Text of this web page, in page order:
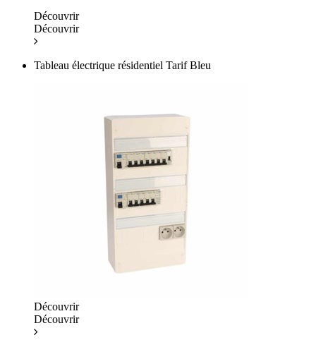
Découvrir
Découvrir
Tableau électrique résidentiel Tarif Bleu
Découvrir
Découvrir